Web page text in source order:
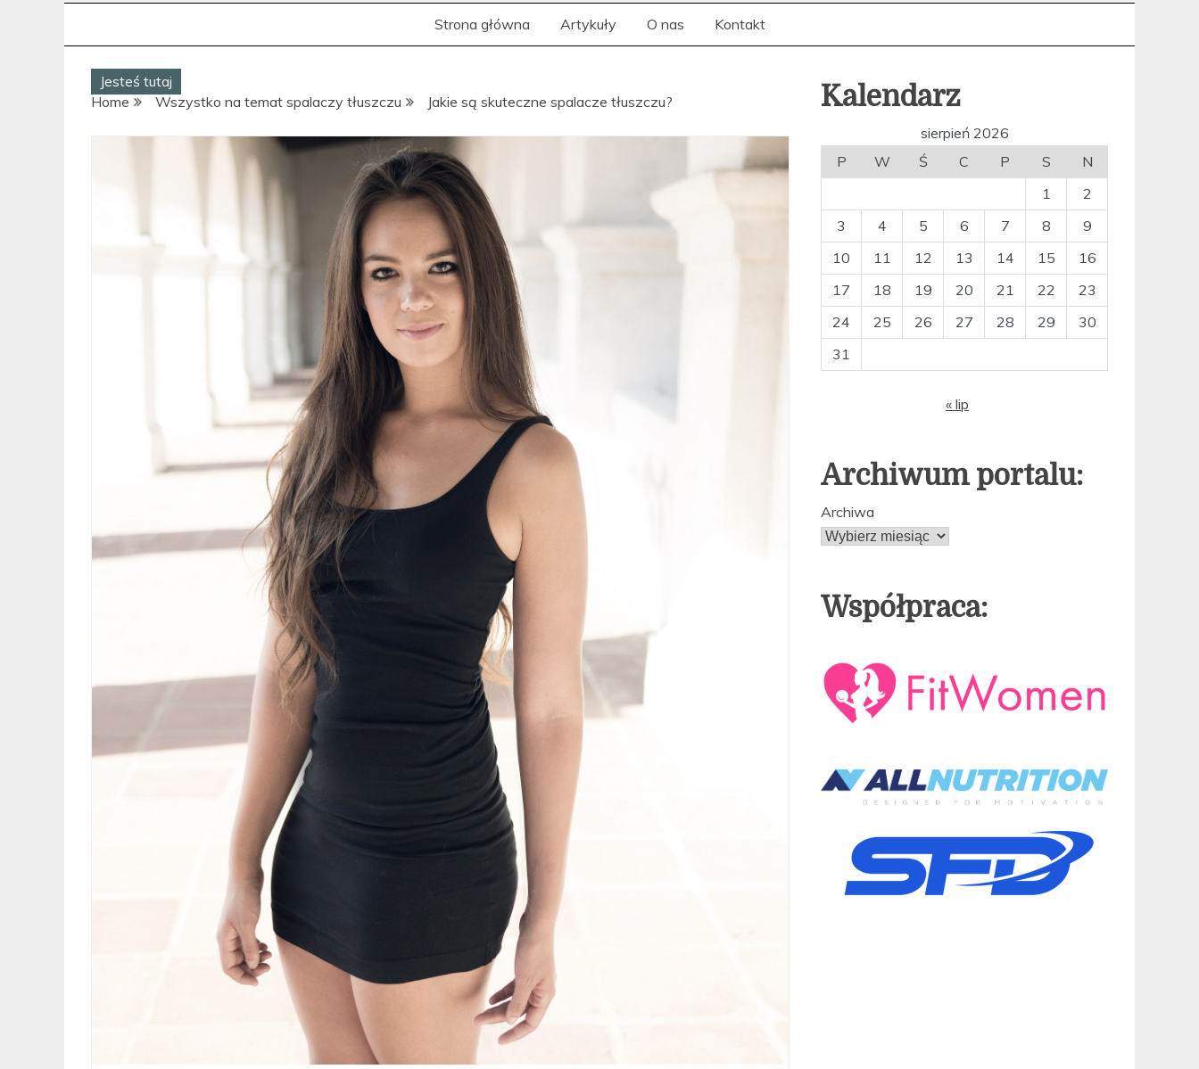
Strona główna Artykuły O nas Kontakt
Jesteś tutaj
Home
Wszystko na temat spalaczy tłuszczu Jakie są skuteczne spalacze tłuszczu? Kalendarz
sierpień 2026
P
W Ś C P S
N
1
2
3
4 5 6 7 8
9
10
11 12 13 14 15
16
17
18 19 20 21 22
23
24
25 26 27 28 29
30
31
« lip
Archiwum portalu:
Archiwa
Współpraca: